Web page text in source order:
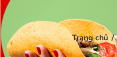
Trang chủ /